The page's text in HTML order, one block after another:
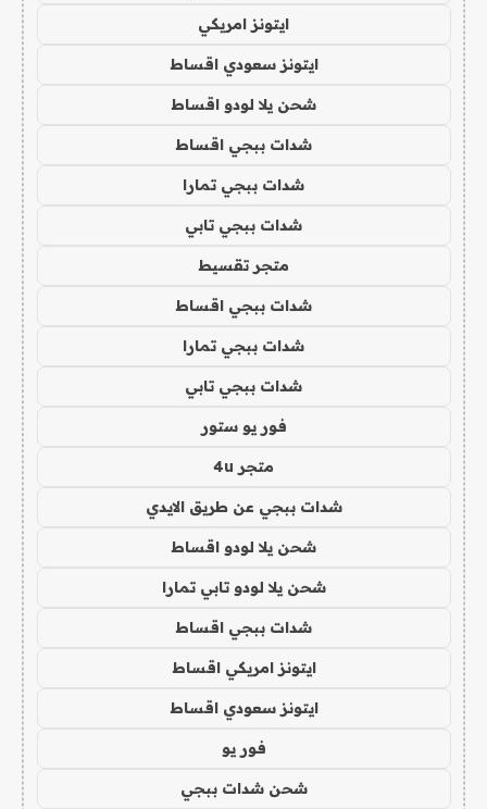
ايتونز امريكي
ايتونز سعودي اقساط
شحن يلا لودو اقساط
شدات ببجي اقساط
شدات ببجي تمارا
شدات ببجي تابي
متجر تقسيط
شدات ببجي اقساط
شدات ببجي تمارا
شدات ببجي تابي
فور يو ستور
متجر 4u
شدات ببجي عن طريق الايدي
شحن يلا لودو اقساط
شحن يلا لودو تابي تمارا
شدات ببجي اقساط
ايتونز امريكي اقساط
ايتونز سعودي اقساط
فور يو
شحن شدات ببجي